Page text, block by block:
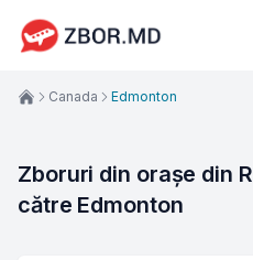
Canada Edmonton
Zboruri din orașe din
către Edmonton